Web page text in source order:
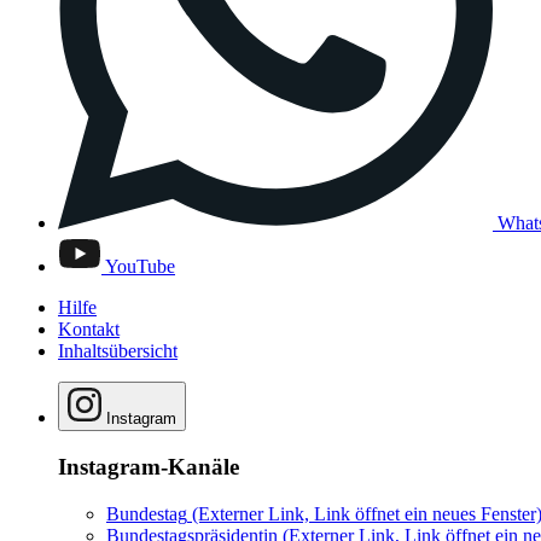
YouTube
Hilfe
Kontakt
Inhaltsübersicht
Instagram
Instagram-Kanäle
Bundestag (Externer Link, Link öffnet ein neues Fenster)
Bundestagspräsidentin (Externer Link, Link öffnet ein